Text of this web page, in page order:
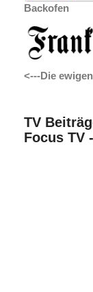
Backofen
<---Die
TV
Focus TV